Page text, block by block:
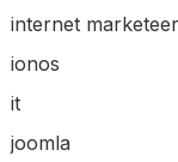
internet
ionos
it
joomla